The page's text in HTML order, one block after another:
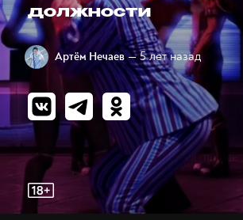
должности
Артём Нечаев — 5 лет назад